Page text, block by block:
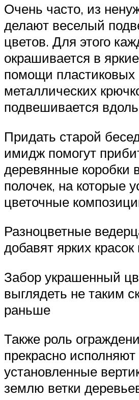
Очень часто, из
делают веселый
цветов. Для этого
окрашивается в
помощи пластиковых
металлических
подвешивается
Придать старой
имидж помогут
деревянные коробки
полочек, на которые
цветочные
Разноцветные
добавят ярких
Забор украшенный
выглядеть не таким
раньше
Также роль
прекрасно исполняют
установленные
землю ветки